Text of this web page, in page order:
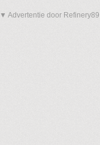
▼ Advertentie door Refinery89